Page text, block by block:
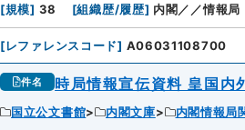
[規模] 38 [組織歴/履歴] 内閣／／情報局
[レファレンスコード] A06031108700
件名 時局情報宣伝資料 皇国内
国立公文書館 内閣文庫 内閣情報局